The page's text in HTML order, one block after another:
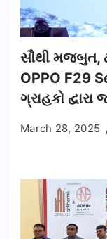
સૌથી મજબુત,
OPPO F29
ગ્રાહકો દ્વારા
March 28, 2025